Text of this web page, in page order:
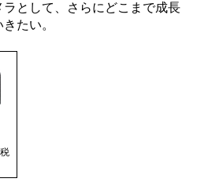
として、さらにどこまで成長
たい。